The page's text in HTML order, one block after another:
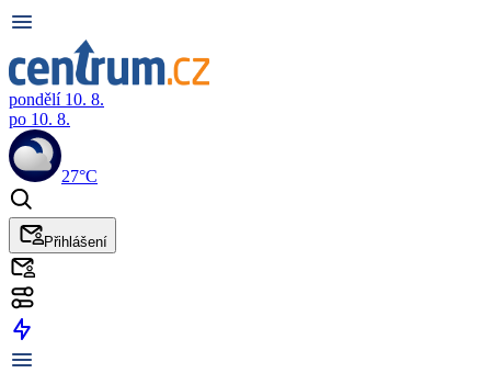
pondělí 10. 8.
po 10. 8.
27°C
Přihlášení